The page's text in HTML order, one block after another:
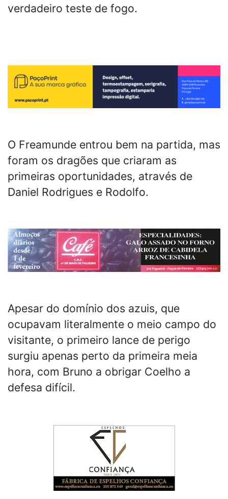
verdadeiro teste de fogo.
O Freamunde entrou bem na partida, mas
foram os dragões que criaram as
primeiras oportunidades, através de
Daniel Rodrigues e Rodolfo.
Apesar do domínio dos azuis, que
ocupavam literalmente o meio campo do
visitante, o primeiro lance de perigo
surgiu apenas perto da primeira meia
hora, com Bruno a obrigar Coelho a
defesa difícil.